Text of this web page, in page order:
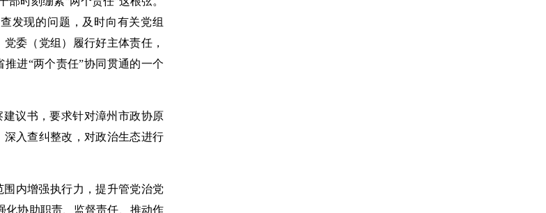
发现的问题，及时向有关党组
委（党组）履行好主体责任，
进“两个责任”协同贯通的一个
议书，要求针对漳州市政协原
入查纠整改，对政治生态进行
围内增强执行力，提升管党治党
化协助职责、监督责任、推动作